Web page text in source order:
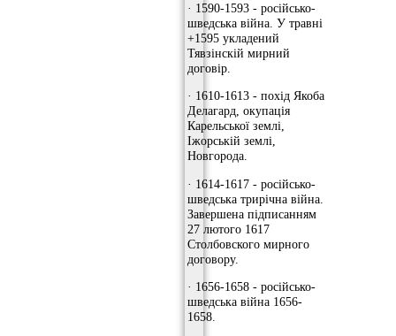
· 1590-1593 - російсько-
шведська війна. У травні
+1595 укладений
Тявзінскій мирний
договір.
· 1610-1613 - похід Якоба
Делагард, окупація
Карельської землі,
Іжорській землі,
Новгорода.
· 1614-1617 - російсько-
шведська трирічна війна.
Завершена підписанням
27 лютого 1617
Столбовского мирного
договору.
· 1656-1658 - російсько-
шведська війна 1656-
1658.